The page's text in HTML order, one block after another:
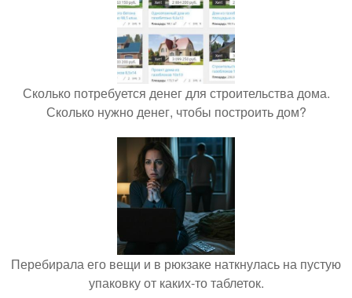
Сколько потребуется денег для строительства дома.
Сколько нужно денег, чтобы построить дом?
Перебирала его вещи и в рюкзаке наткнулась на пустую
упаковку от каких-то таблеток.